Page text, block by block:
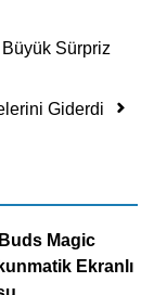
Sürpriz
Giderdi
Magic
Ekranlı